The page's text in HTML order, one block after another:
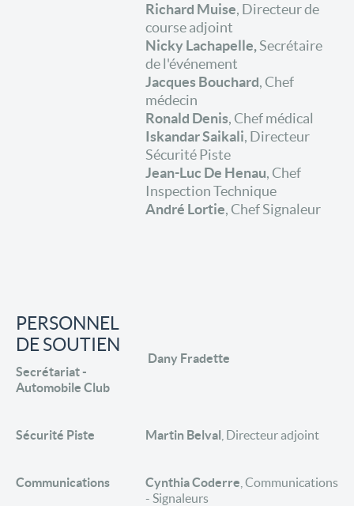
Richard Muise, Directeur de
course adjoint
Nicky Lachapelle,Secrétaire
de l'événement
Jacques Bouchard, Chef
médecin
Ronald Denis, Chef médical
Iskandar Saikali, Directeur
Sécurité Piste
Jean-Luc De Henau, Chef
Inspection Technique
André Lortie, Chef Signaleur
PERSONNEL
DE SOUTIEN
Secrétariat -
Automobile Club
Dany Fradette
Sécurité Piste Martin Belval , Directeur adjoint
Communications Cynthia Coderre , Communications
- Signaleurs